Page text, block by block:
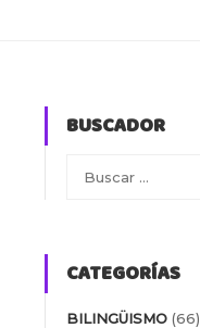
BUSCADOR
CATEGORÍAS
BILINGÜISMO (66)